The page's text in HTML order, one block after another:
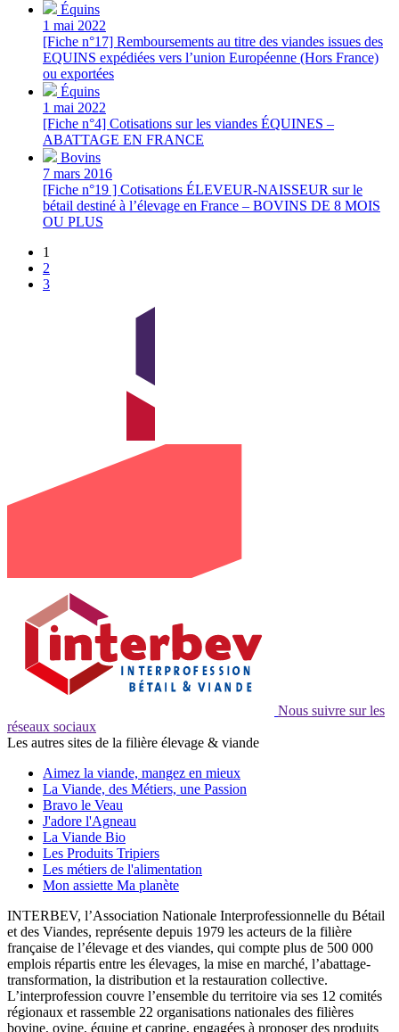
Équins
1 mai 2022
[Fiche n°17] Remboursements au titre des viandes issues des
EQUINS expédiées vers l’union Européenne (Hors France)
ou exportées
Équins
1 mai 2022
[Fiche n°4] Cotisations sur les viandes ÉQUINES –
ABATTAGE EN FRANCE
Bovins
7 mars 2016
[Fiche n°19 ] Cotisations ÉLEVEUR-NAISSEUR sur le
bétail destiné à l’élevage en France – BOVINS DE 8 MOIS
OU PLUS
1
2
3
Nous suivre sur les
réseaux sociaux
Les autres sites de la filière élevage & viande
Aimez la viande, mangez en mieux
La Viande, des Métiers, une Passion
Bravo le Veau
J'adore l'Agneau
La Viande Bio
Les Produits Tripiers
Les métiers de l'alimentation
Mon assiette Ma planète
INTERBEV, l’Association Nationale Interprofessionnelle du Bétail
et des Viandes, représente depuis 1979 les acteurs de la filière
française de l’élevage et des viandes, qui compte plus de 500 000
emplois répartis entre les élevages, la mise en marché, l’abattage-
transformation, la distribution et la restauration collective.
L’interprofession couvre l’ensemble du territoire via ses 12 comités
régionaux et rassemble 22 organisations nationales des filières
bovine, ovine, équine et caprine, engagées à proposer des produits